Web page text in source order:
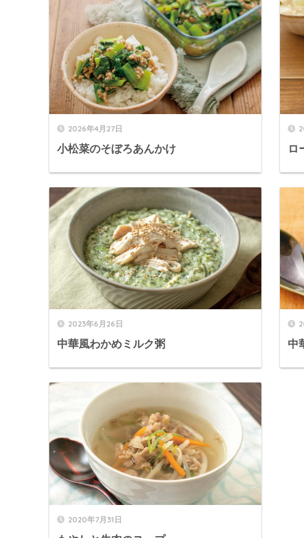
2026年4月27日
小松菜のそぼろあんかけ ロ
2023年6月26日
中華風わかめミルク粥 中
2020年7月31日